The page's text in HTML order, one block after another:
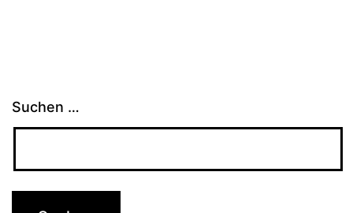
Suchen …